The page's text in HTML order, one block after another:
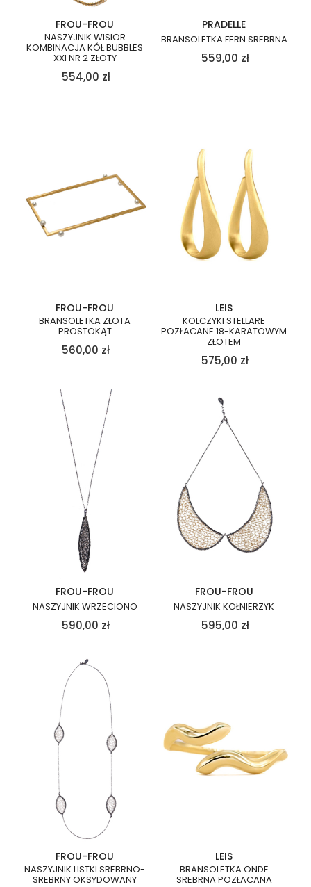
FROU-FROU
NASZYJNIK WISIOR
KOMBINACJA KÓŁ BUBBLES
XXI NR 2 ZŁOTY
554,00 zł
PRADELLE
BRANSOLETKA FERN SREBRNA
559,00 zł
FROU-FROU
BRANSOLETKA ZŁOTA
PROSTOKĄT
560,00 zł
LEIS
KOLCZYKI STELLARE
POZŁACANE 18-KARATOWYM
ZŁOTEM
575,00 zł
FROU-FROU
NASZYJNIK WRZECIONO
590,00 zł
FROU-FROU
NASZYJNIK KOŁNIERZYK
595,00 zł
FROU-FROU
NASZYJNIK LISTKI SREBRNO-
SREBRNY OKSYDOWANY
LEIS
BRANSOLETKA ONDE
SREBRNA POZŁACANA